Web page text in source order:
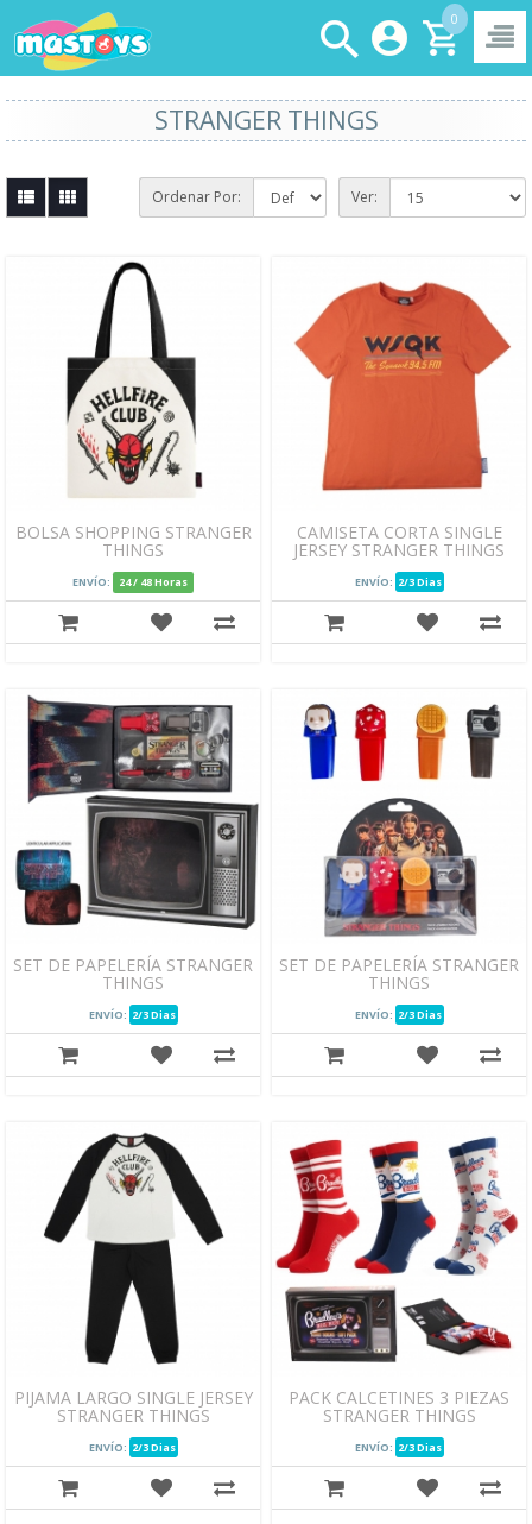
0
STRANGER THINGS
Ordenar Por: Ver:
BOLSA SHOPPING STRANGER
THINGS
ENVÍO: 24 / 48 Horas
CAMISETA CORTA SINGLE
JERSEY STRANGER THINGS
ENVÍO: 2/3 Dias
SET DE PAPELERÍA STRANGER
THINGS
ENVÍO: 2/3 Dias
SET DE PAPELERÍA STRANGER
THINGS
ENVÍO: 2/3 Dias
PIJAMA LARGO SINGLE JERSEY
STRANGER THINGS
ENVÍO: 2/3 Dias
PACK CALCETINES 3 PIEZAS
STRANGER THINGS
ENVÍO: 2/3 Dias